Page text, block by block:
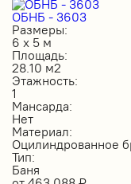
ОБНБ - 3603
Размеры:
6 х 5 м
Площадь:
28.10 м2
Этажность:
1
Мансарда:
Нет
Материал:
Оцилиндрованное
Тип:
Баня